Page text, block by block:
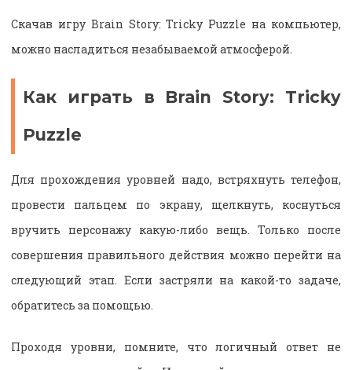
Скачав игру Brain Story: Tricky Puzzle на компьютер,
можно насладиться незабываемой атмосферой.
Как играть в Brain Story: Tricky
Puzzle
Для прохождения уровней надо, встряхнуть телефон,
провести пальцем по экрану, щелкнуть, коснуться
вручить персонажу какую-либо вещь. Только после
совершения правильного действия можно перейти на
следующий этап. Если застряли на какой-то задаче,
обратитесь за помощью.
Проходя уровни, помните, что логичный ответ не